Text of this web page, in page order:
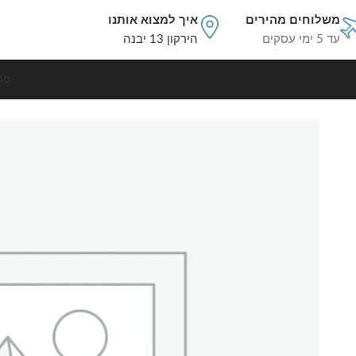
משלוחים מהירים
עד 5 ימי עסקים
איך למצוא אותנו
הירקון 13 יבנה